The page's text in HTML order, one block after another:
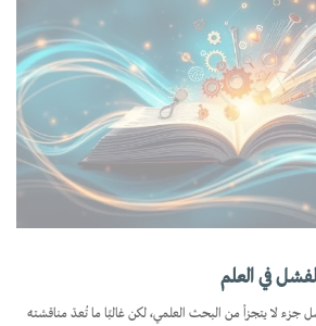
في العلم
جزء لا يتجزأ من البحث العلمي، لكن غالبًا ما تُعدّ مناقشته